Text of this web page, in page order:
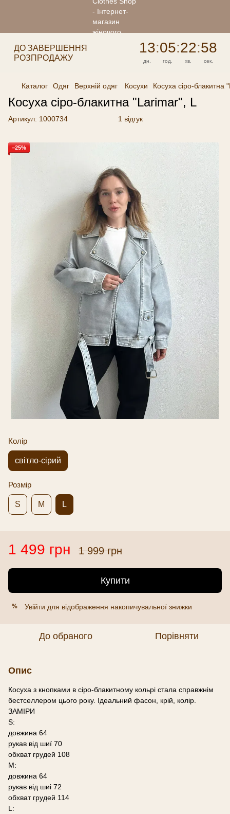
ДО ЗАВЕРШЕННЯ
РОЗПРОДАЖУ
13:05:22:58
дн. год. хв. сек.
Каталог Одяг Верхній одяг Косухи Косуха сіро-блакитна
Косуха сіро-блакитна "Larimar", L
Артикул: 1000734 1 відгук
−25%
Колір
світло-сірий
Розмір
S M L
1 499 грн 1 999 грн
Купити
% Увійти для відображення накопичувальної знижки
До обраного Порівняти
Опис
Косуха з кнопками в сіро-блакитному кольрі стала справжнім
бестселлером цього року. Ідеальний фасон, крій, колір.
ЗАМІРИ
S:
довжина 64
рукав від шиї 70
обхват грудей 108
M:
довжина 64
рукав від шиі 72
обхват грудей 114
L: